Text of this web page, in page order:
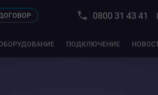
0800 31 43 41
ПОДКЛЮЧЕНИЕ